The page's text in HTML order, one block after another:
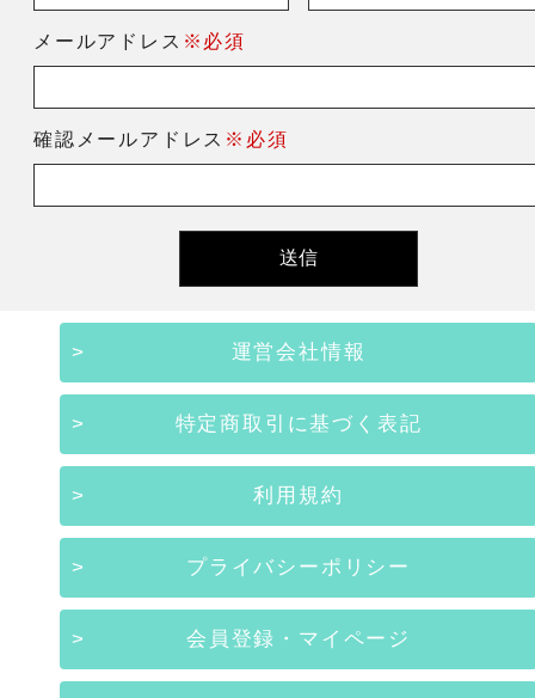
メールアドレス ※必須
確認メールアドレス ※必須
運営会社情報
特定商取引に基づく表記
利用規約
プライバシーポリシー
会員登録・マイページ